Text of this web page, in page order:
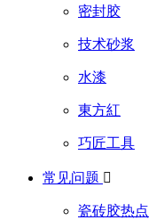
密封胶
技术砂浆
水漆
東方紅
巧匠工具
常见问题 
瓷砖胶热点